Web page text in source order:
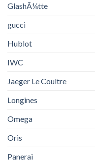
GlashÃ¼tte
gucci
Hublot
IWC
Jaeger Le Coultre
Longines
Omega
Oris
Panerai